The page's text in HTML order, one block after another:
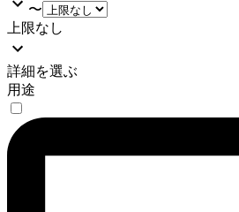
〜
上限なし
詳細を選ぶ
用途